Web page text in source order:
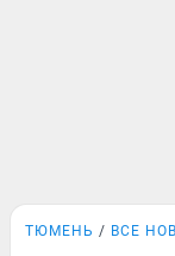
ТЮМЕНЬ ВСЕ